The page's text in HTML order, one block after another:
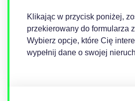
Klikając w przycisk poniżej,
przekierowany do formularza
Wybierz opcje, które Cię
wypełnij dane o swojej